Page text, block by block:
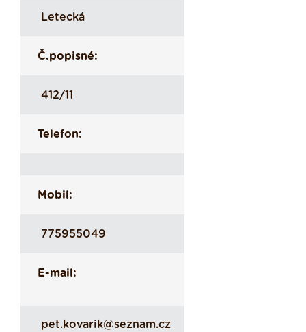
Letecká
Č.popisné:
412/11
Telefon:
Mobil:
775955049
E-mail:
pet.kovarik@seznam.cz